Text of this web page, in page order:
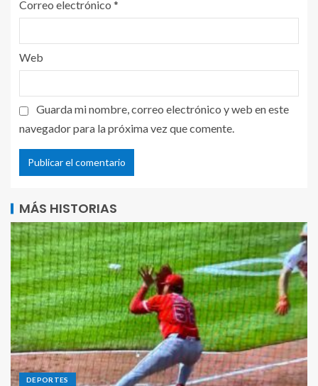
Correo electrónico *
Web
Guarda mi nombre, correo electrónico y web en este
navegador para la próxima vez que comente.
MÁS HISTORIAS
DEPORTES